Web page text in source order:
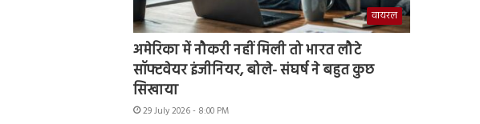
वायरल
अमेरिका में नौकरी नहीं मिली तो भारत लौटे
सॉफ्टवेयर इंजीनियर, बोले- संघर्ष ने बहुत कुछ
सिखाया
29 July 2026 - 8:00 PM